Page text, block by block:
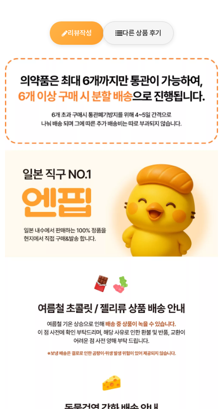
리뷰작성 다른 상품 후기